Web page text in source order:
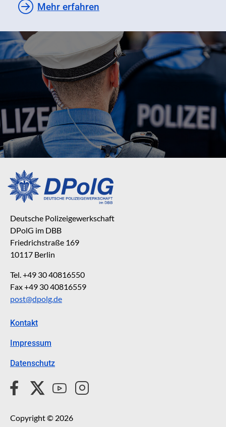
Mehr erfahren
Deutsche Polizeigewerkschaft
DPolG im DBB
Friedrichstraße 169
10117 Berlin
Tel. +49 30 40816550
Fax +49 30 40816559
post@dpolg.de
Kontakt
Impressum
Datenschutz
Copyright © 2026